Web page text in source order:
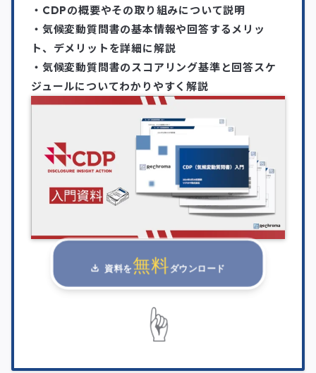
・CDPの概要やその取り組みについて説明
・気候変動質問書の基本情報や回答するメリッ
ト、デメリットを詳細に解説
・気候変動質問書のスコアリング基準と回答スケ
ジュールについてわかりやすく解説
資料を 無料 ダウンロード
☝